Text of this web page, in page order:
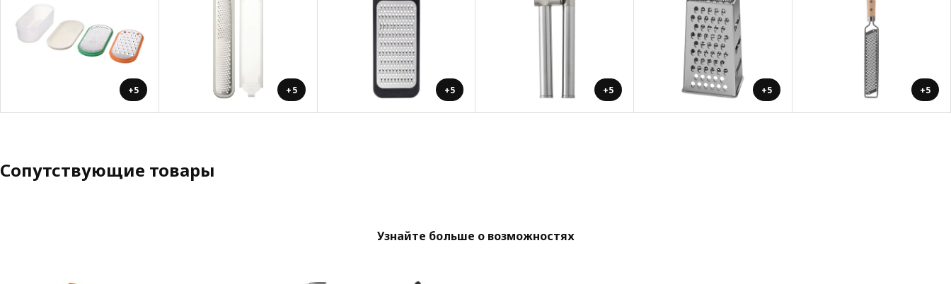
+5 +5 +5 +5 +5 +5
Сопутствующие товары
Узнайте больше о возможностях